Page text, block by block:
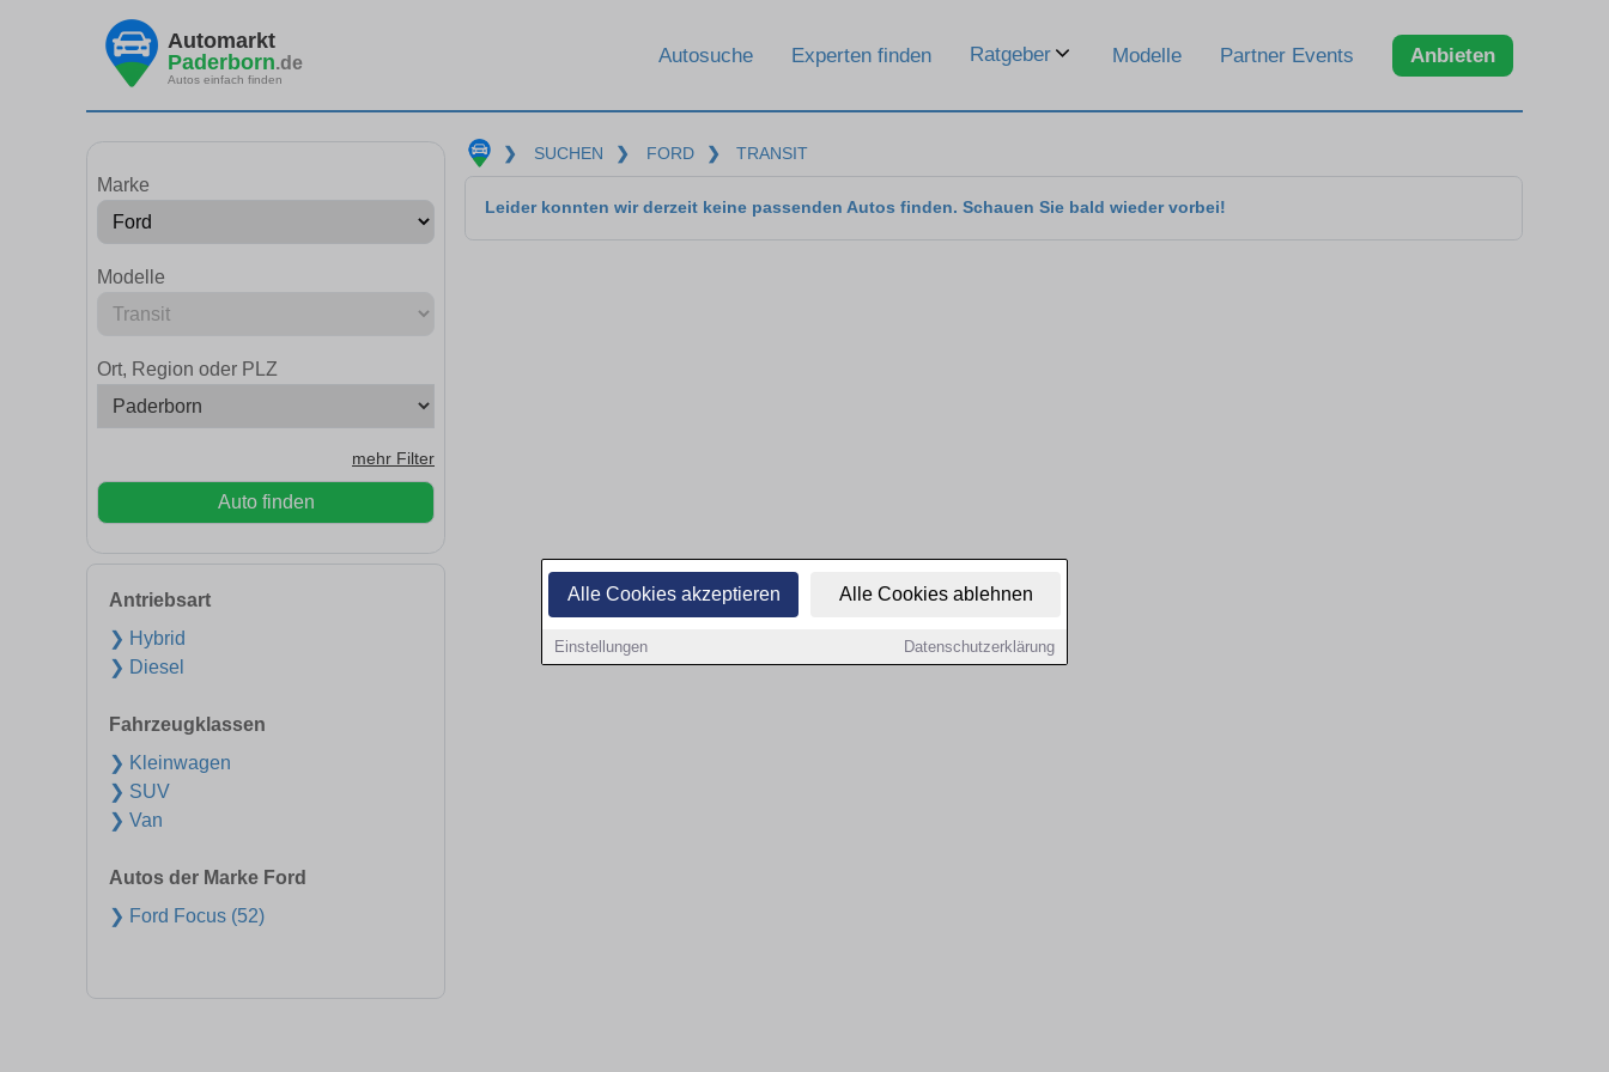
Alle Cookies akzeptieren Alle Cookies ablehnen
Einstellungen Datenschutzerklärung
Automarkt
Paderborn.de
Autos einfach finden
Autosuche Experten finden Ratgeber Modelle Partner Events Anbieten
Marke
Modelle
Ort, Region oder PLZ
mehr Filter
Auto finden
Antriebsart
❯ Hybrid
❯ Diesel
Fahrzeugklassen
❯ Kleinwagen
❯ SUV
❯ Van
Autos der Marke Ford
❯ Ford Focus (52)
❯ SUCHEN ❯ FORD ❯ TRANSIT
Leider konnten wir derzeit keine passenden Autos finden. Schauen Sie bald wieder vorbei!